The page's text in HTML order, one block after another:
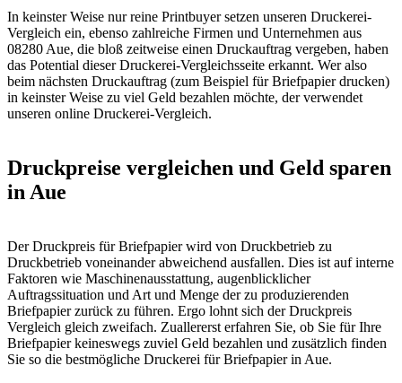
In keinster Weise nur reine Printbuyer setzen unseren Druckerei-
Vergleich ein, ebenso zahlreiche Firmen und Unternehmen aus
08280 Aue, die bloß zeitweise einen Druckauftrag vergeben, haben
das Potential dieser Druckerei-Vergleichsseite erkannt. Wer also
beim nächsten Druckauftrag (zum Beispiel für Briefpapier drucken)
in keinster Weise zu viel Geld bezahlen möchte, der verwendet
unseren online Druckerei-Vergleich.
Druckpreise vergleichen und Geld sparen
in Aue
Der Druckpreis für Briefpapier wird von Druckbetrieb zu
Druckbetrieb voneinander abweichend ausfallen. Dies ist auf interne
Faktoren wie Maschinenausstattung, augenblicklicher
Auftragssituation und Art und Menge der zu produzierenden
Briefpapier zurück zu führen. Ergo lohnt sich der Druckpreis
Vergleich gleich zweifach. Zuallererst erfahren Sie, ob Sie für Ihre
Briefpapier keineswegs zuviel Geld bezahlen und zusätzlich finden
Sie so die bestmögliche Druckerei für Briefpapier in Aue.